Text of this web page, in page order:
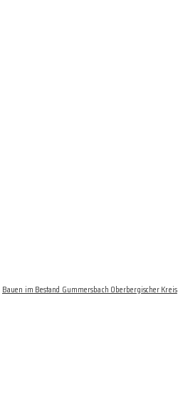
Bauen im Bestand Gummersbach Oberbergischer Kreis